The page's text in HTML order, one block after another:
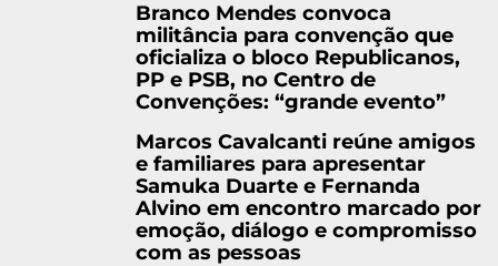
Branco Mendes convoca
militância para convenção que
oficializa o bloco Republicanos,
PP e PSB, no Centro de
Convenções: “grande evento”
Marcos Cavalcanti reúne amigos
e familiares para apresentar
Samuka Duarte e Fernanda
Alvino em encontro marcado por
emoção, diálogo e compromisso
com as pessoas